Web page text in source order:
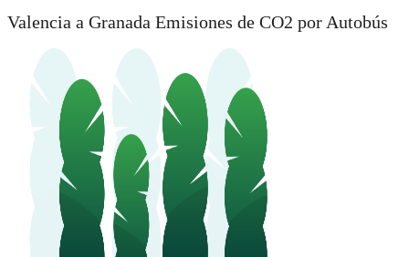
Valencia a Granada Emisiones de CO2 por Autobús